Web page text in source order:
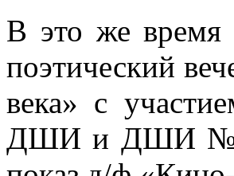
В это же время
поэтический
века» с
ДШИ и ДШИ № 2,